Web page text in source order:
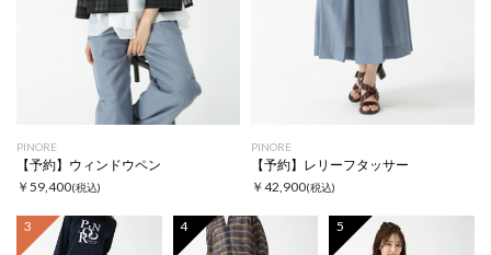
PINORE
【予約】ウィンドウペン
￥59,400(税込)
PINORE
【予約】レリーフタッサー
￥42,900(税込)
3 4 5